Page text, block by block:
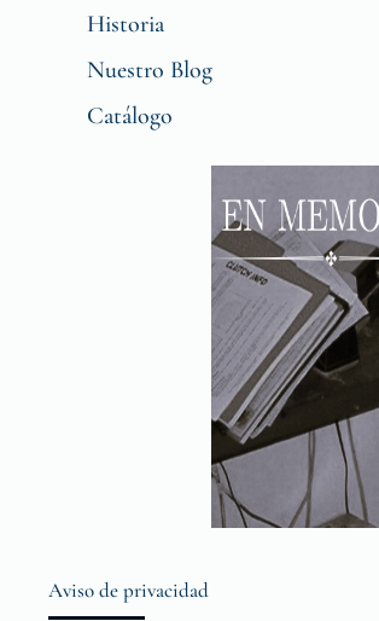
Historia
Nuestro Blog
Catálogo
Aviso de privacidad